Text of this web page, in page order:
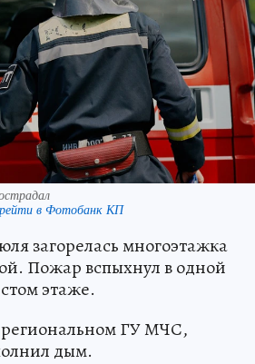
в Фотобанк КП
загорелась многоэтажка
Пожар вспыхнул в одной
этаже.
региональном ГУ МЧС,
дым.